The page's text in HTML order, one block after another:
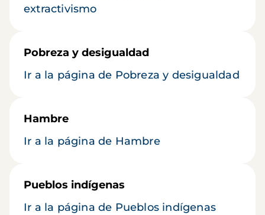
extractivismo
Pobreza y desigualdad
Ir a la página de Pobreza y desigualdad
Hambre
Ir a la página de Hambre
Pueblos indígenas
Ir a la página de Pueblos indígenas